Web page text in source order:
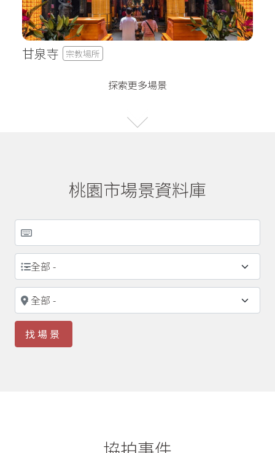
甘泉寺 宗教場所
探索更多場景
桃園市場景資料庫